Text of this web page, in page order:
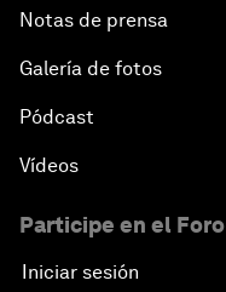
Notas de prensa
Galería de fotos
Pódcast
Vídeos
Participe en el Foro
Iniciar sesión